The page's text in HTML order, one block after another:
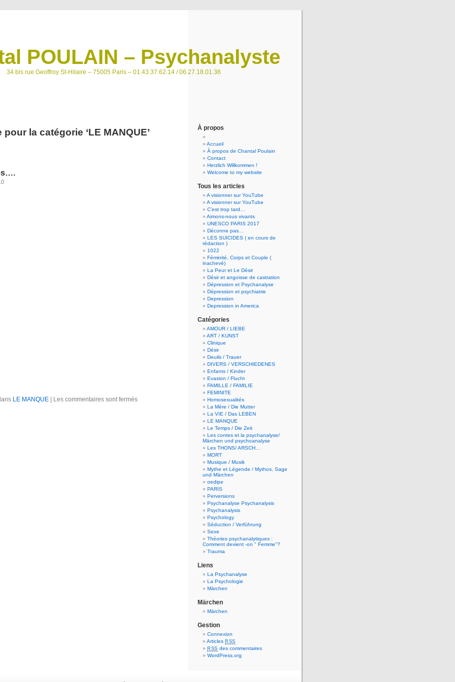
POULAIN – Psychanalyste
34 bis rue Geoffroy St-Hilaire – 75005 Paris – 01.43.37.62.14 / 06.27.18.01.36
la catégorie ‘LE MANQUE’
LE MANQUE Les commentaires sont fermés
À propos
Accueil
À propos de Chantal Poulain
Contact
Herzlich Willkommen !
Welcome to my website
Tous les articles
A visionner sur YouTube
A visionner sur YouTube
C’est trop tard…
Aimons-nous vivants
UNESCO PARIS 2017
Déconne pas…
LES SUICIDES ( en cours de
rédaction )
1022
Féminité, Corps et Couple (
inachevé)
La Peur et Le Désir
Désir et angoisse de castration
Dépression et Psychanalyse
Dépression et psychiatrie
Depression
Depression in America
Catégories
AMOUR / LIEBE
ART / KUNST
Clinique
Désir
Deuils / Trauer
DIVERS / VERSCHIEDENES
Enfants / Kinder
Evasion / Flucht
FAMILLE / FAMILIE
FEMINITE
Homosexualités
La Mère / Die Mutter
La VIE / Das LEBEN
LE MANQUE
Le Temps / Die Zeit
Les contes et la psychanalyse/
Märchen und psychoanalyse
Les THONS/ ARSCH…
MORT
Musique / Musik
Mythe et Légende / Mythos, Sage
und Märchen
oedipe
PARIS
Perversions
Psychanalyse Psychanalysis
Psychanalysis
Psychology
Séduction / Verführung
Sexe
Théories psychanalytiques :
Comment devient -on " Femme"?
Trauma
Liens
La Psychanalyse
La Psychologie
Märchen
Märchen
Märchen
Gestion
Connexion
Articles RSS
RSS des commentaires
WordPress.org